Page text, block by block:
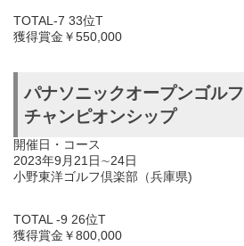
TOTAL-7 33位T
獲得賞金￥550,000
パナソニックオープンゴルフ
チャンピオンシップ
開催日・コース
2023年9月21日∼24日
小野東洋ゴルフ倶楽部（兵庫県)
TOTAL -9 26位T
獲得賞金￥800,000